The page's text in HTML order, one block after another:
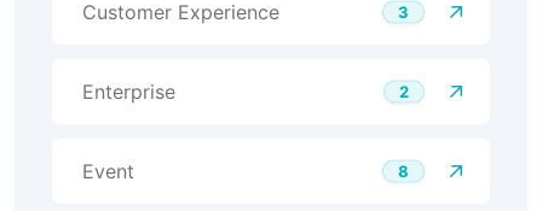
Customer Experience 3
Enterprise 2
Event 8